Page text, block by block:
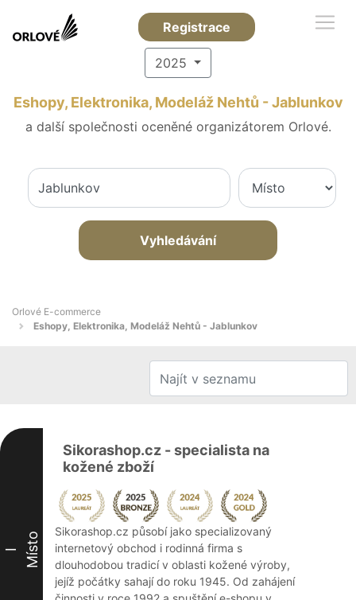
Registrace
2025
Eshopy, Elektronika, Modeláž Nehtů - Jablunkov
a další společnosti oceněné organizátorem Orlové.
Vyhledávání
Orlové E-commerce
Eshopy, Elektronika, Modeláž Nehtů - Jablunkov
I Místo
Sikorashop.cz - specialista na
kožené zboží
Sikorashop.cz působí jako specializovaný
internetový obchod i rodinná firma s
dlouhodobou tradicí v oblasti kožené výroby,
jejíž počátky sahají do roku 1945. Od zahájení